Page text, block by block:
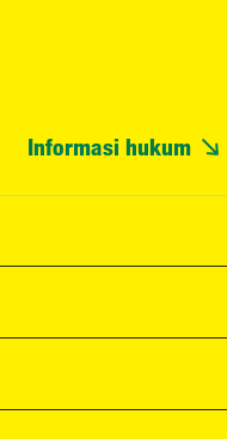
Informasi hukum